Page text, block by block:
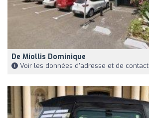
De Miollis Dominique
Voir les données d'adresse et de contact